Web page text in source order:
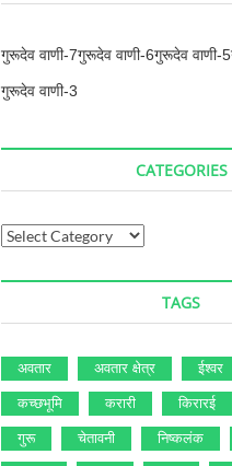
गुरूदेव वाणी-7गुरूदेव वाणी-6गुरूदेव वाणी-5
गुरूदेव वाणी-3
CATEGORIES
TAGS
अवतार अवतार क्षेत्र ईश्‍वर
कच्‍छभूमि करारी किरारई
गुरू चेतावनी निष्‍कलंक